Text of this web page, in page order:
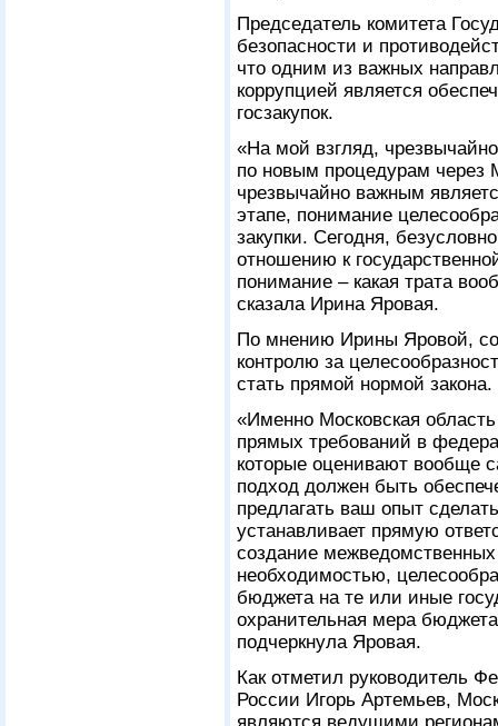
Председатель комитета
безопасности и
что одним из важных
коррупцией является
госзакупок.
«На мой взгляд,
по новым процедурам
чрезвычайно важным
этапе, понимание
закупки. Сегодня,
отношению к
понимание – какая трата
сказала Ирина Яровая.
По мнению Ирины Яровой,
контролю за
стать прямой нормой закона.
«Именно Московская
прямых требований в
которые оценивают вообще
подход должен быть
предлагать ваш опыт
устанавливает прямую
создание
необходимостью,
бюджета на те или иные
охранительная мера
подчеркнула Яровая.
Как отметил руководитель
России Игорь Артемьев,